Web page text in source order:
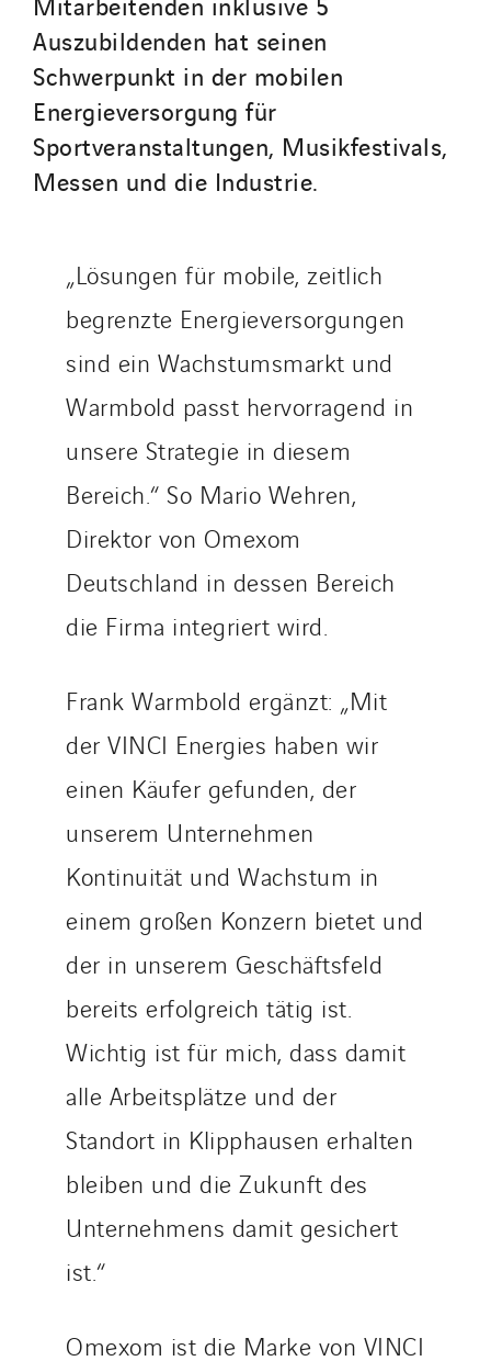
Auszubildenden hat seinen
Schwerpunkt in der mobilen
Energieversorgung für
Sportveranstaltungen, Musikfestivals,
Messen und die Industrie.
„Lösungen für mobile, zeitlich
begrenzte Energieversorgungen
sind ein Wachstumsmarkt und
Warmbold passt hervorragend in
unsere Strategie in diesem
Bereich.“ So Mario Wehren,
Direktor von Omexom
Deutschland in dessen Bereich
die Firma integriert wird.
Frank Warmbold ergänzt: „Mit
der VINCI Energies haben wir
einen Käufer gefunden, der
unserem Unternehmen
Kontinuität und Wachstum in
einem großen Konzern bietet und
der in unserem Geschäftsfeld
bereits erfolgreich tätig ist.
Wichtig ist für mich, dass damit
alle Arbeitsplätze und der
Standort in Klipphausen erhalten
bleiben und die Zukunft des
Unternehmens damit gesichert
ist.“
Omexom ist die Marke von VINCI
Sylvestre Energies
TelComTec
Telematic Solutions
TG Concept
Thermo Réfrigération
Tiab
TranzCom
Travesset Beziers
Tunzini Antilles
Tunzini Grand Ouest
Tunzini Maintenance Nucléaire
TUNZINI Nucléaire
Tunzini Toulouse
Tunzini Troyes
Twyver
Valentin
VINCI Stiftung
LÄNDERSEITEN
Austria
Belgium
Czech Republic
Danemark
Germany
Indonesia
Italy
Morocco
Netherlands
Nordic countries
Poland
Portugal
Slovakia